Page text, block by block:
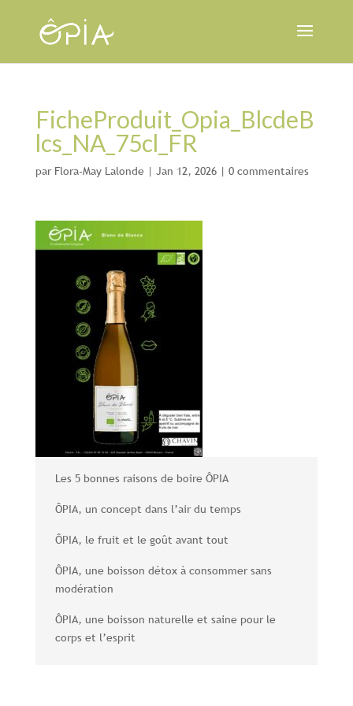
FicheProduit_Opia_BlcdeB
lcs_NA_75cl_FR
par Flora-May Lalonde | Jan 12, 2026| 0 commentaires
Les 5 bonnes raisons de boire ÔPIA
ÔPIA, un concept dans l’air du temps
ÔPIA, le fruit et le goût avant tout
ÔPIA, une boisson détox à consommer sans
modération
ÔPIA, une boisson naturelle et saine pour le
corps et l’esprit